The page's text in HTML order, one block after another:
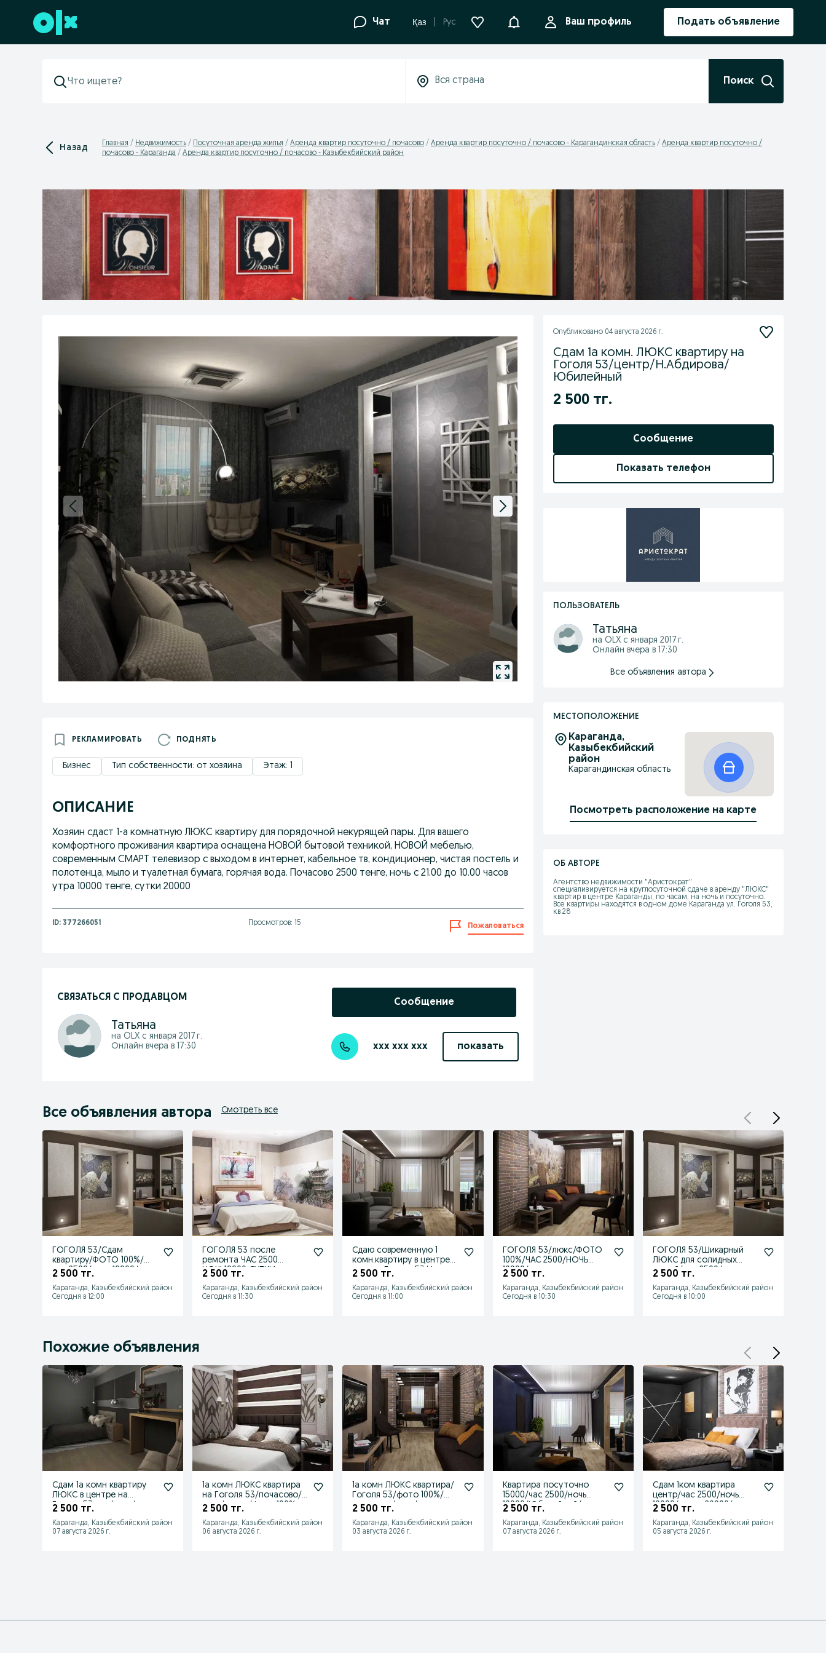
Перейти к нижнему колонтитулу Чат Қаз Рус УведомленияВаш профиль Подать объявление
Поиск
Назад Главная Недвижимость Посуточная аренда жилья Аренда квартир посуточно / почасово Аренда квартир посуточно / почасово - Карагандинская область
Аренда квартир посуточно /
почасово - Караганда
Аренда квартир посуточно / почасово - Казыбекбийский район
РЕКЛАМИРОВАТЬ ПОДНЯТЬ
Бизнес Тип собственности: от хозяина Этаж: 1
ОПИСАНИЕ
Хозяин сдаст 1-а комнатную ЛЮКС квартиру для порядочной некурящей пары. Для вашего
комфортного проживания квартира оснащена НОВОЙ бытовой техникой, НОВОЙ мебелью,
современным СМАРТ телевизор с выходом в интернет, кабельное тв, кондиционер, чистая постель и
полотенца, мыло и туалетная бумага, горячая вода. Почасово 2500 тенге, ночь с 21.00 до 10.00 часов
утра 10000 тенге, сутки 20000
ID: 377266051 Просмотров: 15 Пожаловаться
СВЯЗАТЬСЯ С ПРОДАВЦОМ
Татьяна
на OLX с января 2017 г.
Онлайн вчера в 17:30
Сообщение
xxx xxx xxx показать
Опубликовано 04 августа 2026 г.
Сдам 1а комн. ЛЮКС квартиру на
Гоголя 53/центр/Н.Абдирова/
Юбилейный
2 500 тг.
Сообщение
Показать телефон
ПОЛЬЗОВАТЕЛЬ
Татьяна
на OLX с января 2017 г.
Онлайн вчера в 17:30
Все объявления автора
МЕСТОПОЛОЖЕНИЕ
Караганда,
Казыбекбийский
район
Карагандинская область
Посмотреть расположение на карте
ОБ АВТОРЕ
Агентство недвижимости "Аристократ"
специализируется на круглосуточной сдаче в аренду "ЛЮКС"
квартир в центре Караганды, по часам, на ночь и посуточно.
Все квартиры находятся в одном доме Караганда ул. Гоголя 53,
кв 28
Все объявления автора Смотреть все
ГОГОЛЯ 53/Сдам
квартиру/ФОТО 100%/
час 2500/ночь 10000/
2 500 тг.
Караганда, Казыбекбийский район
Сегодня в 12:00
ГОГОЛЯ 53 после
ремонта ЧАС 2500
НОЧЬ10000 СУТКИ
2 500 тг.
Караганда, Казыбекбийский район
Сегодня в 11:30
Сдаю современную 1
комн.квартиру в центре
города Гоголя 53/фото
2 500 тг.
Караганда, Казыбекбийский район
Сегодня в 11:00
ГОГОЛЯ 53/люкс/ФОТО
100%/ЧАС 2500/НОЧЬ
10000/
WiFi
2 500 тг.
Караганда, Казыбекбийский район
Сегодня в 10:30
ГОГОЛЯ 53/Шикарный
ЛЮКС для солидных
людей/час 2500/ночь
2 500 тг.
Караганда, Казыбекбийский район
Сегодня в 10:00
Похожие объявления
Сдам 1а комн квартиру
ЛЮКС в центре на
Гоголя 53 час/ночь/
2 500 тг.
Караганда, Казыбекбийский район
07 августа 2026 г.
1а комн ЛЮКС квартира
на Гоголя 53/почасово/
ночь/сутки/фото 100%
2 500 тг.
Караганда, Казыбекбийский район
06 августа 2026 г.
1а комн ЛЮКС квартира/
Гоголя 53/фото 100%/
почасово/ночь/
2 500 тг.
Караганда, Казыбекбийский район
03 августа 2026 г.
Квартира посуточно
15000/час 2500/ночь
10000/Юбилейный/
2 500 тг.
Караганда, Казыбекбийский район
07 августа 2026 г.
Сдам 1ком квартира
центр/час 2500/ночь
10000/сутки 20000/по
2 500 тг.
Караганда, Казыбекбийский район
05 августа 2026 г.